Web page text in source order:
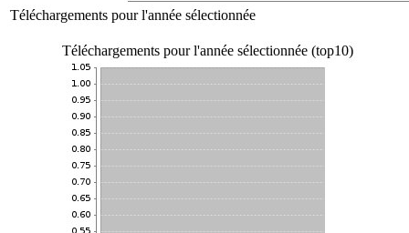
Téléchargements pour l'année sélectionnée
Téléchargements pour l'année sélectionnée (top10)